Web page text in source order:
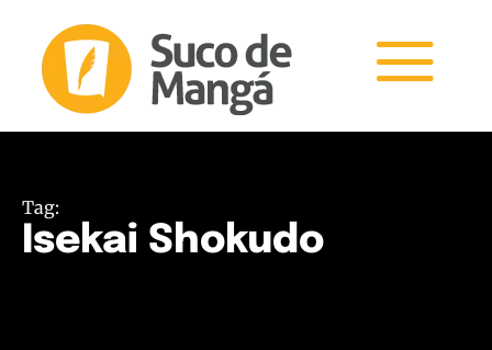
Tag:
Isekai Shokudo